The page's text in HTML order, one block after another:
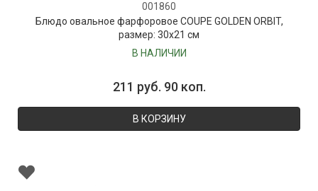
001860
Блюдо овальное фарфоровое COUPE GOLDEN ORBIT,
размер: 30х21 см
В НАЛИЧИИ
211 руб. 90 коп.
В КОРЗИНУ